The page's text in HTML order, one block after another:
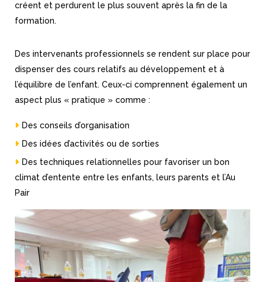
créent et perdurent le plus souvent après la fin de la
formation.
Des intervenants professionnels se rendent sur place pour
dispenser des cours relatifs au développement et à
l’équilibre de l’enfant. Ceux-ci comprennent également un
aspect plus « pratique » comme :
Des conseils d’organisation
Des idées d’activités ou de sorties
Des techniques relationnelles pour favoriser un bon
climat d’entente entre les enfants, leurs parents et l’Au
Pair